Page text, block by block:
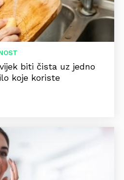
biti čista uz jedno
koje koriste